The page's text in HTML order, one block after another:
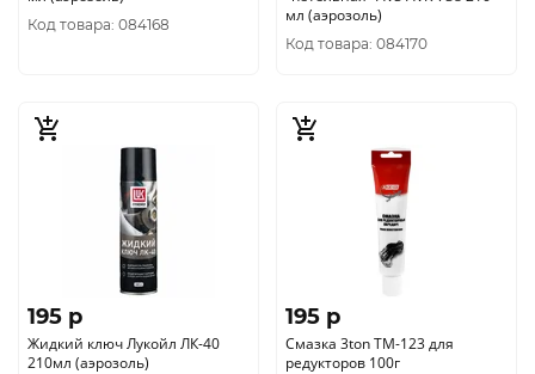
Код товара: 084168
мл (аэрозоль)
Код товара: 084170
195 p
Жидкий ключ Лукойл ЛК-40
210мл (аэрозоль)
195 p
Смазка 3ton ТМ-123 для
редукторов 100г